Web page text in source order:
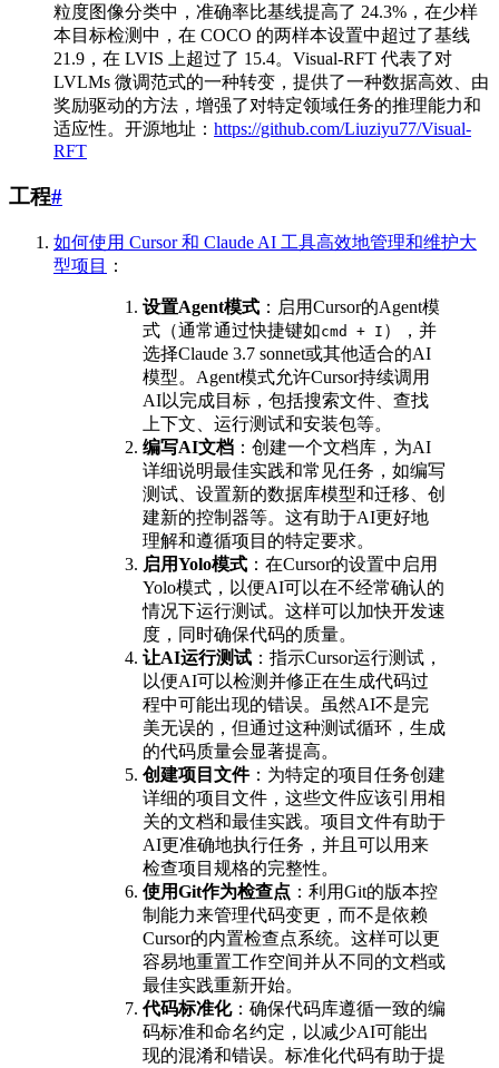
粒度图像分类中，准确率比基线提高了 24.3%，在少样
本目标检测中，在 COCO 的两样本设置中超过了基线
21.9，在 LVIS 上超过了 15.4。Visual-RFT 代表了对
LVLMs 微调范式的一种转变，提供了一种数据高效、由
奖励驱动的方法，增强了对特定领域任务的推理能力和
适应性。开源地址： https://github.com/Liuziyu77/Visual-
RFT
工程#
如何使用 Cursor 和 Claude AI 工具高效地管理和维护大
型项目
：
设置Agent模式 ：启用Cursor的Agent模
式（通常通过快捷键如cmd + I ），并
选择Claude 3.7 sonnet或其他适合的AI
模型。Agent模式允许Cursor持续调用
AI以完成目标，包括搜索文件、查找
上下文、运行测试和安装包等。
编写AI文档 ：创建一个文档库，为AI
详细说明最佳实践和常见任务，如编写
测试、设置新的数据库模型和迁移、创
建新的控制器等。这有助于AI更好地
理解和遵循项目的特定要求。
启用Yolo模式 ：在Cursor的设置中启用
Yolo模式，以便AI可以在不经常确认的
情况下运行测试。这样可以加快开发速
度，同时确保代码的质量。
让AI运行测试 ：指示Cursor运行测试，
以便AI可以检测并修正在生成代码过
程中可能出现的错误。虽然AI不是完
美无误的，但通过这种测试循环，生成
的代码质量会显著提高。
创建项目文件：为特定的项目任务创建
详细的项目文件，这些文件应该引用相
关的文档和最佳实践。项目文件有助于
AI更准确地执行任务，并且可以用来
检查项目规格的完整性。
使用Git作为检查点 ：利用Git的版本控
制能力来管理代码变更，而不是依赖
Cursor的内置检查点系统。这样可以更
容易地重置工作空间并从不同的文档或
最佳实践重新开始。
代码标准化：确保代码库遵循一致的编
码标准和命名约定，以减少AI可能出
现的混淆和错误。标准化代码有助于提